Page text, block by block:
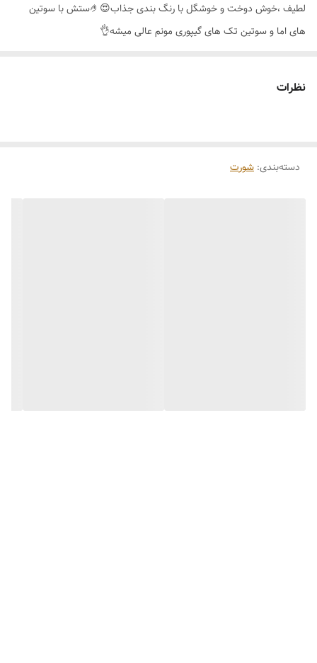
لطیف ،خوش دوخت و خوشگل با رنگ بندی جذاب😍🤌ستش با سوتین
های اما و سوتین تک های گیپوری مونم عالی میشه👌
نظرات
دسته‌بندی: شورت